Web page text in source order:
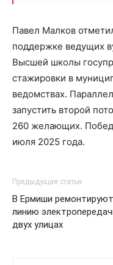
Павел Малков
поддержке ведущих
Высшей школы
стажировки в
ведомствах.
запустить второй
260 желающих.
июля 2025 года.
Предыдущая статья
В Ермиши ремонтируют
линию
двух улицах